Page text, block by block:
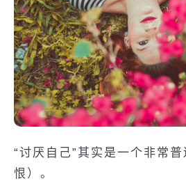
“讨厌自己”其实是一个非常
恨）。